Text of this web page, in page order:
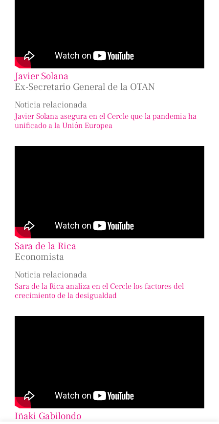
Javier Solana
Ex-Secretario General de la OTAN
Noticia relacionada
Javier Solana asegura en el Cercle que la pandemia ha
unificado a la Unión Europea
Sara de la Rica
Economista
Noticia relacionada
Sara de la Rica analiza en el Cercle los factores del
crecimiento de la desigualdad
Iñaki Gabilondo